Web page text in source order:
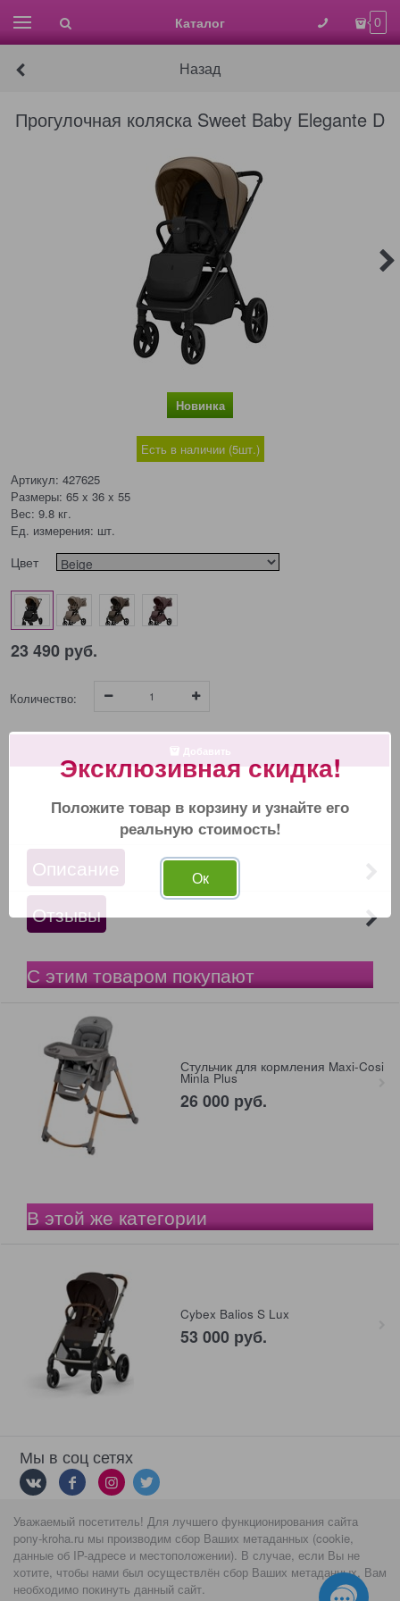
Каталог 0
Назад
Прогулочная коляска Sweet Baby Elegante D
Новинка
Есть в наличии (5шт.)
Артикул: 427625
Размеры: 65 x 36 x 55
Вес: 9.8 кг.
Ед. измерения: шт.
Цвет
23 490 руб.
Количество:
Добавить
Описание
Отзывы
С этим товаром покупают
Стульчик для кормления Maxi-Cosi
Minla Plus
26 000 руб.
В этой же категории
Cybex Balios S Lux
53 000 руб.
Мы в соц сетях
Мы принимаем
Уважаемый посетитель! Для лучшего функционирования сайта
pony-kroha.ru мы производим сбор Ваших метаданных (cookie,
данные об IP-адресе и местоположении). В случае, если Вы не
хотите, чтобы нами был осуществлён сбор Ваших метаданных, Вам
необходимо покинуть данный сайт.
Эксклюзивная скидка!
Положите товар в корзину и узнайте его
реальную стоимость!
Ок